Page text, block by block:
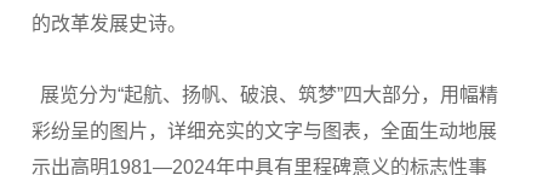
的改革发展史诗。
展览分为“起航、扬帆、破浪、筑梦”四大部分，用幅精
彩纷呈的图片，详细充实的文字与图表，全面生动地展
示出高明1981—2024年中具有里程碑意义的标志性事